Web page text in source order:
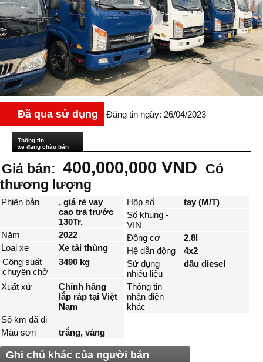
Đã qua sử dụng Đăng tin ngày: 26/04/2023
Thông tin
xe đang chào bán
Giá bán: 400,000,000 VND
Có
thương lượng
Phiên bản
, giá rẻ vay
cao trả trước
130Tr.
Năm
2022
Loại xe
Xe tải thùng
Công suất
chuyên chở
3490 kg
Xuất xứ
Chính hãng
lắp ráp tại Việt
Nam
Số km đã đi
Màu sơn
trắng, vàng
Hộp số
tay (M/T)
Số khung -
VIN
Động cơ
2.8l
Hệ dẫn động
4x2
Sử dụng
nhiêu liệu
dầu diesel
Thông tin
nhận diện
khác
Ghi chú khác của người bán